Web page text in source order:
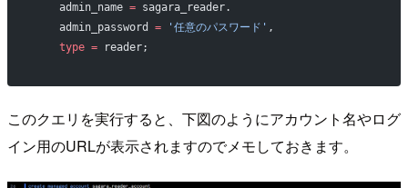
    admin_name
= sagara_reader.
    admin_password
= '任意のパスワード' ,
    type
= reader;
このクエリを実行すると、下図のようにアカウント名やログ
イン用のURLが表示されますのでメモしておきます。